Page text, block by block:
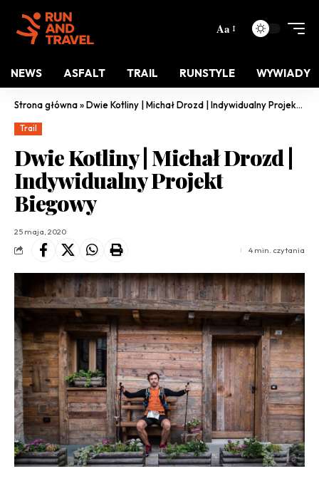
Aa
NEWS ASFALT TRAIL RUNSTYLE WYWIADY
Strona główna»Dwie Kotliny | Michał Drozd | Indywidualny Projekt Biegowy
Trail
Dwie Kotliny | Michał Drozd |
Indywidualny Projekt
Biegowy
25 maja, 2020
4 min. czytania